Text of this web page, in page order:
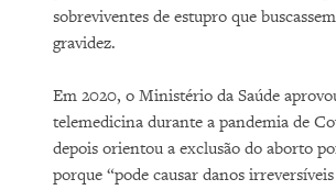
sobreviventes de estupro que
gravidez.
Em 2020, o Ministério da Saúde
telemedicina durante a pandemia de
depois orientou a exclusão do aborto
porque “pode causar danos